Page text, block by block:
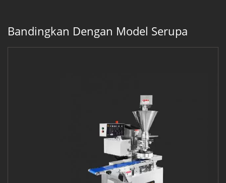
penyelenggaraan untuk memastikan produktiviti yang
Bandingkan Dengan Model Serupa